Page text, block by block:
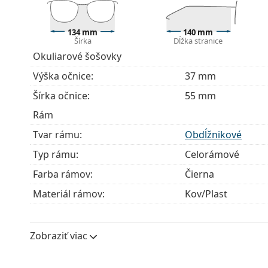
Flexi pánt so zabudovanou pružinou dovoľuje
pohodlnejšie nasadenie okuliarov. Rám je
správne nastavenie.
Príslušenstvo
Okuliare dodávame s originálnym puzdrom.
Handrička, ktorá je súčasťou balenia, je ideálna
modely môžu namiesto handričky obsahovať
Ide o zdravotnícku pomôcku. Pred použitím si
134 mm
Šírka
140 mm
Dĺžka stranice
Okuliarové šošovky
Výška očnice:
37 mm
Šírka očnice:
55 mm
Rám
Tvar rámu:
Obdĺžnikové
Typ rámu:
Celorámové
Farba rámov:
Čierna
Materiál rámov:
Kov/Plast
Šírka:
Zobraziť viac